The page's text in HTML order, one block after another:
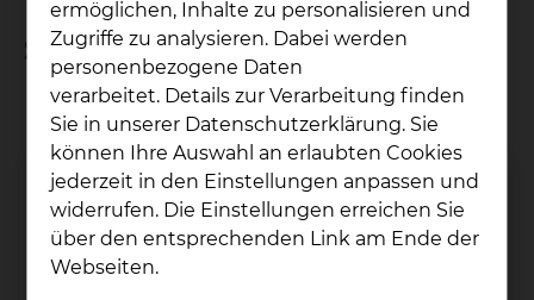
Stoffwechsel & Drüsen
ermöglichen, Inhalte zu personalisieren und
Zugriffe zu analysieren. Dabei werden
personenbezogene Daten
verarbeitet. Details zur Verarbeitung finden
Sie in unserer Datenschutzerklärung. Sie
können Ihre Auswahl an erlaubten Cookies
jederzeit in den Einstellungen anpassen und
widerrufen. Die Einstellungen erreichen Sie
über den entsprechenden Link am Ende der
Webseiten.